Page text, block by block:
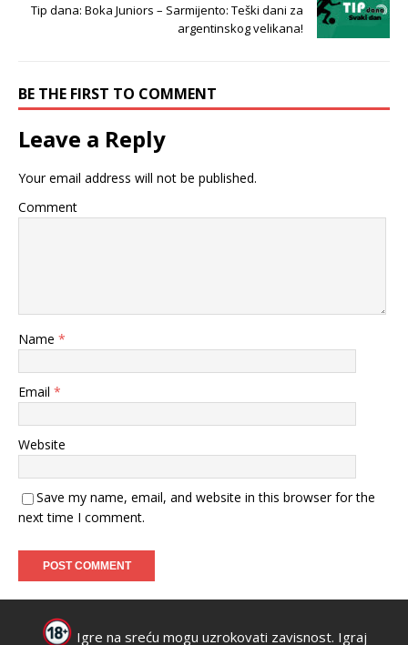
Tip dana: Boka Juniors – Sarmijento: Teški dani za
argentinskog velikana!
BE THE FIRST TO COMMENT
Leave a Reply
Your email address will not be published.
Comment
Name *
Email *
Website
Save my name, email, and website in this browser for the
next time I comment.
Igre na sreću mogu uzrokovati zavisnost. Igraj